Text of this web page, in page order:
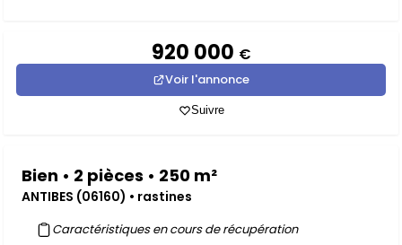
920 000 €
Voir l'annonce
Suivre
Bien • 2 pièces • 250 m²
ANTIBES (06160) • rastines
Caractéristiques en cours de récupération